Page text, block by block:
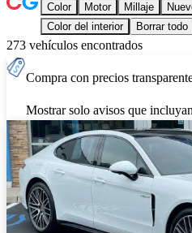
Color Motor Millaje
Color del interior
Borrar todo
273 vehículos encontrados
Compra con precios
Mostrar solo avisos que